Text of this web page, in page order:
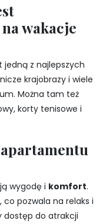
wakacje
jedną z najlepszych
krajobrazy i wiele
Można tam też
korty tenisowe i
wygodę i komfort.
co pozwala na relaks i
dostęp do atrakcji